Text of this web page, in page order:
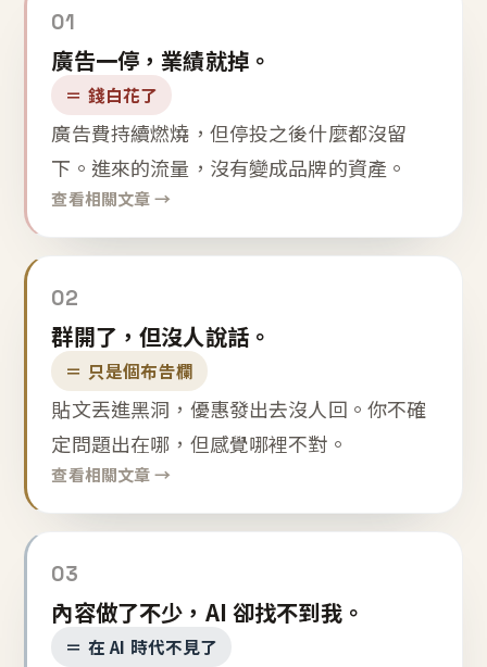
01
廣告一停，業績就掉。
＝ 錢白花了
廣告費持續燃燒，但停投之後什麼都沒留
下。進來的流量，沒有變成品牌的資產。
查看相關文章 →
02
群開了，但沒人說話。
＝ 只是個布告欄
貼文丟進黑洞，優惠發出去沒人回。你不確
定問題出在哪，但感覺哪裡不對。
查看相關文章 →
03
內容做了不少，AI 卻找不到我。
＝ 在 AI 時代不見了